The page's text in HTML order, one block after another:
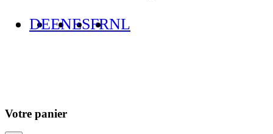
DEENESFRNL
Votre panier